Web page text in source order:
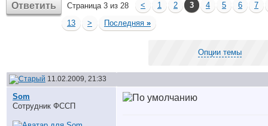
Ответить Страница 3 из 28 < 1 2 3 4 5 6
7
13
> Последняя »
Опции темы
11.02.2009, 21:33
Som
Сотрудник ФССП